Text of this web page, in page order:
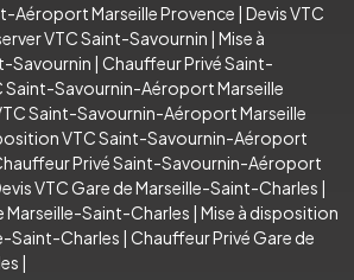
Aéroport Marseille Provence | Devis VTC
VTC Saint-Savournin | Mise à
Savournin | Chauffeur Privé Saint-
Saint-Savournin-Aéroport Marseille
Saint-Savournin-Aéroport Marseille
VTC Saint-Savournin-Aéroport
Privé Saint-Savournin-Aéroport
VTC Gare de Marseille-Saint-Charles |
Marseille-Saint-Charles | Mise à disposition
Saint-Charles | Chauffeur Privé Gare de
|